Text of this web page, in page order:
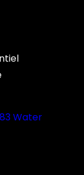
Water